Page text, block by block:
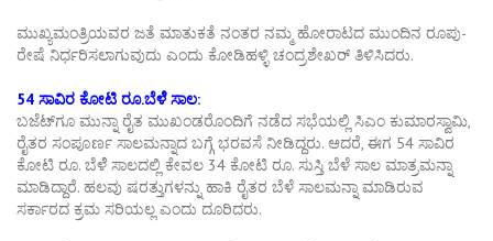
ಮುಖ್ಯಮಂತ್ರಿಯವರ ಜತೆ ಮಾತುಕತೆ ನಂತರ ನಮ್ಮ ಹೋರಾಟದ ಮುಂದಿನ ರೂಪು-
ರೇಷೆ ನಿರ್ಧರಿಸಲಾಗುವುದು ಎಂದು ಕೋಡಿಹಳ್ಳಿ ಚಂದ್ರಶೇಖರ್‌ ತಿಳಿಸಿದರು.
54 ಸಾವಿರ ಕೋಟಿ ರೂ.ಬೆಳೆೆ ಸಾಲ:
ಬಜೆಟ್‌ಗೂ ಮುನ್ನಾ ರೈತ‌ ಮುಖಂಡರೊಂದಿಗೆ ನಡೆದ ಸಭೆಯಲ್ಲಿ ಸಿಎಂ ಕುಮಾರಸ್ವಾಮಿ,
ರೈತರ ಸಂಪೂರ್ಣ ಸಾಲಮನ್ನಾದ ಬಗ್ಗೆ ಭರವಸೆ ನೀಡಿದ್ದರು. ಆದರೆ, ಈಗ 54 ಸಾವಿರ
ಕೋಟಿ ರೂ. ಬೆಳೆೆ ಸಾಲದಲ್ಲಿ ಕೇವಲ 34 ಕೋಟಿ ರೂ. ಸುಸ್ತಿ ಬೆಳೆ ಸಾಲ ಮಾತ್ರಮನ್ನಾ
ಮಾಡಿದ್ದಾರೆ. ಹಲವು ಷರತ್ತುಗಳನ್ನು ಹಾಕಿ ರೈತರ ಬೆಳೆ ಸಾಲಮನ್ನಾ ಮಾಡಿರುವ
ಸರ್ಕಾರದ ಕ್ರಮ ಸರಿಯಲ್ಲ ಎಂದು ದೂರಿದರು.